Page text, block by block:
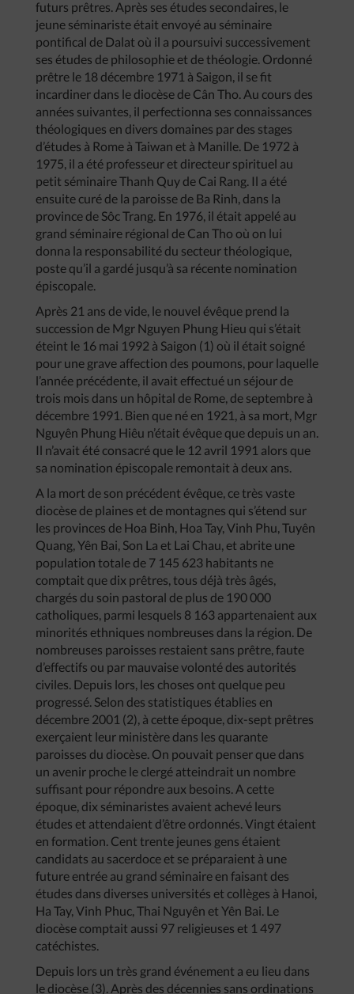
futurs prêtres. Après ses études secondaires, le
jeune séminariste était envoyé au séminaire
pontifical de Dalat où il a poursuivi successivement
ses études de philosophie et de théologie. Ordonné
prêtre le 18 décembre 1971 à Saigon, il se fit
incardiner dans le diocèse de Cân Tho. Au cours des
années suivantes, il perfectionna ses connaissances
théologiques en divers domaines par des stages
d’études à Rome à Taiwan et à Manille. De 1972 à
1975, il a été professeur et directeur spirituel au
petit séminaire Thanh Quy de Cai Rang. Il a été
ensuite curé de la paroisse de Ba Rinh, dans la
province de Sôc Trang. En 1976, il était appelé au
grand séminaire régional de Can Tho où on lui
donna la responsabilité du secteur théologique,
poste qu’il a gardé jusqu’à sa récente nomination
épiscopale.
Après 21 ans de vide, le nouvel évêque prend la
succession de Mgr Nguyen Phung Hieu qui s’était
éteint le 16 mai 1992 à Saigon (1) où il était soigné
pour une grave affection des poumons, pour laquelle
l’année précédente, il avait effectué un séjour de
trois mois dans un hôpital de Rome, de septembre à
décembre 1991. Bien que né en 1921, à sa mort, Mgr
Nguyên Phung Hiêu n’était évêque que depuis un an.
Il n’avait été consacré que le 12 avril 1991 alors que
sa nomination épiscopale remontait à deux ans.
A la mort de son précédent évêque, ce très vaste
diocèse de plaines et de montagnes qui s’étend sur
les provinces de Hoa Binh, Hoa Tay, Vinh Phu, Tuyên
Quang, Yên Bai, Son La et Lai Chau, et abrite une
population totale de 7 145 623 habitants ne
comptait que dix prêtres, tous déjà très âgés,
chargés du soin pastoral de plus de 190 000
catholiques, parmi lesquels 8 163 appartenaient aux
minorités ethniques nombreuses dans la région. De
nombreuses paroisses restaient sans prêtre, faute
d’effectifs ou par mauvaise volonté des autorités
civiles. Depuis lors, les choses ont quelque peu
progressé. Selon des statistiques établies en
décembre 2001 (2), à cette époque, dix-sept prêtres
exerçaient leur ministère dans les quarante
paroisses du diocèse. On pouvait penser que dans
un avenir proche le clergé atteindrait un nombre
suffisant pour répondre aux besoins. A cette
époque, dix séminaristes avaient achevé leurs
études et attendaient d’être ordonnés. Vingt étaient
en formation. Cent trente jeunes gens étaient
candidats au sacerdoce et se préparaient à une
future entrée au grand séminaire en faisant des
études dans diverses universités et collèges à Hanoi,
Ha Tay, Vinh Phuc, Thai Nguyên et Yên Bai. Le
diocèse comptait aussi 97 religieuses et 1 497
catéchistes.
Depuis lors un très grand événement a eu lieu dans
le diocèse (3). Après des décennies sans ordinations